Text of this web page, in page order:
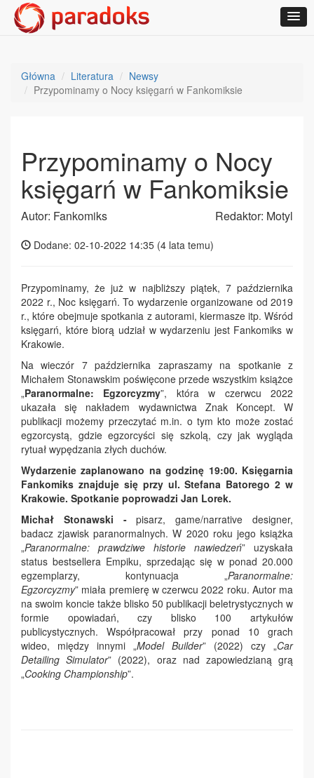
Główna Literatura
Newsy
Przypominamy o Nocy księgarń w Fankomiksie
Przypominamy o Nocy
księgarń w Fankomiksie
Autor: Fankomiks Redaktor: Motyl
Dodane: 02-10-2022 14:35 (4 lata temu)
Przypominamy, że już w najbliższy piątek, 7 października
2022 r., Noc księgarń. To wydarzenie organizowane od 2019
r., które obejmuje spotkania z autorami, kiermasze itp. Wśród
księgarń, które biorą udział w wydarzeniu jest Fankomiks w
Krakowie.
Na wieczór 7 października zapraszamy na spotkanie z
Michałem Stonawskim poświęcone przede wszystkim książce
„Paranormalne: Egzorcyzmy”, która w czerwcu 2022
ukazała się nakładem wydawnictwa Znak Koncept. W
publikacji możemy przeczytać m.in. o tym kto może zostać
egzorcystą, gdzie egzorcyści się szkolą, czy jak wygląda
rytuał wypędzania złych duchów.
Wydarzenie zaplanowano na godzinę 19:00. Księgarnia
Fankomiks znajduje się przy ul. Stefana Batorego 2 w
Krakowie. Spotkanie poprowadzi Jan Lorek.
Michał Stonawski -pisarz, game/narrative designer,
badacz zjawisk paranormalnych. W 2020 roku jego książka
„Paranormalne: prawdziwe historie nawiedzeń” uzyskała
status bestsellera Empiku, sprzedając się w ponad 20.000
egzemplarzy, kontynuacja „Paranormalne:
Egzorcyzmy” miała premierę w czerwcu 2022 roku. Autor ma
na swoim koncie także blisko 50 publikacji beletrystycznych w
formie opowiadań, czy blisko 100 artykułów
publicystycznych. Współpracował przy ponad 10 grach
wideo, między innymi „Model Builder” (2022) czy „Car
Detailing Simulator” (2022), oraz nad zapowiedzianą grą
„Cooking Championship”.